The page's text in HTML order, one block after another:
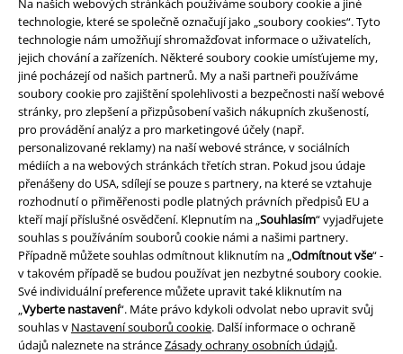
Na našich webových stránkách používáme soubory cookie a jiné
technologie, které se společně označují jako „soubory cookies“. Tyto
technologie nám umožňují shromažďovat informace o uživatelích,
jejich chování a zařízeních. Některé soubory cookie umísťujeme my,
jiné pocházejí od našich partnerů. My a naši partneři používáme
soubory cookie pro zajištění spolehlivosti a bezpečnosti naší webové
stránky, pro zlepšení a přizpůsobení vašich nákupních zkušeností,
pro provádění analýz a pro marketingové účely (např.
personalizované reklamy) na naší webové stránce, v sociálních
médiích a na webových stránkách třetích stran. Pokud jsou údaje
přenášeny do USA, sdílejí se pouze s partnery, na které se vztahuje
rozhodnutí o přiměřenosti podle platných právních předpisů EU a
kteří mají příslušné osvědčení. Klepnutím na „Souhlasím“ vyjadřujete
souhlas s používáním souborů cookie námi a našimi partnery.
Případně můžete souhlas odmítnout kliknutím na „Odmítnout vše“ -
v takovém případě se budou používat jen nezbytné soubory cookie.
Své individuální preference můžete upravit také kliknutím na
„Vyberte nastavení“. Máte právo kdykoli odvolat nebo upravit svůj
souhlas v Nastavení souborů cookie. Další informace o ochraně
údajů naleznete na stránceZásady ochrany osobních údajů.
Staňte se součástí komunity!
Způsoby platby